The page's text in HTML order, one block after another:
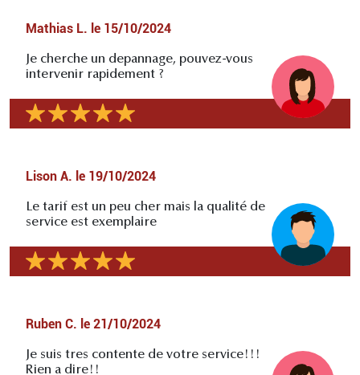
Mathias L. le 15/10/2024
Je cherche un depannage, pouvez-vous
intervenir rapidement ?
Lison A. le 19/10/2024
Le tarif est un peu cher mais la qualité de
service est exemplaire
Ruben C. le 21/10/2024
Je suis tres contente de votre service!!!
Rien a dire!!